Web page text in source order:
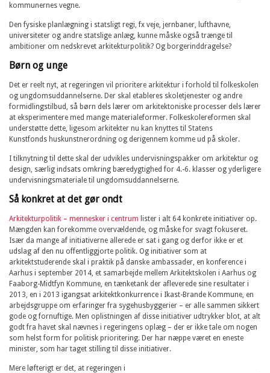
kommunernes vegne.
Den fysiske planlægning i statsligt regi, fx veje, jernbaner, lufthavne,
universiteter og andre statslige anlæg, kunne måske også trænge til
ambitioner om nedskrevet arkitekturpolitik? Og borgerinddragelse?
Børn og unge
Det er reelt nyt, at regeringen vil prioritere arkitektur i forhold til folkeskolen
og ungdomsuddannelserne. Der skal etableres skoletjenester og andre
formidlingstilbud, så børn dels lærer om arkitektoniske processer dels lærer
at eksperimentere med mange materialeformer. Folkeskolereformen skal
understøtte dette, ligesom arkitekter nu kan knyttes til Statens
Kunstfonds huskunstnerordning og derigennem komme ud på skoler.
I tilknytning til dette skal der udvikles undervisningspakker om arkitektur og
design, særlig indsats omkring bæredygtighed for 4.-6. klasser og yderligere
undervisningsmateriale til ungdomsuddannelserne.
Så konkret at det gør ondt
Arkitekturpolitik – mennesker i centrum lister i alt 64 konkrete initiativer op.
Mængden kan forekomme overvældende, og måske for svagt fokuseret.
Især da mange af initiativerne allerede er sat i gang og derfor ikke er et
udslag af den nu offentliggjorte politik. Og initiativer som at
arkitektstuderende skal i praktik på danske ambassader, en konference i
Aarhus i september 2014, et samarbejde mellem Arkitektskolen i Aarhus og
Faaborg-Midtfyn Kommune, en tænketank der afleverede sine resultater i
2013, en i 2013 igangsat arkitektkonkurrence i Ikast-Brande Kommune, en
arbejdsgruppe om erfaringer fra sygehusbyggerier – er alle sammen sikkert
gode og fornuftige. Men oplistningen af disse initiativer udtrykker blot, at alt
godt fra havet skal nævnes i regeringens oplæg – der er ikke tale om nogen
som helst form for politisk prioritering. Der har næppe været en eneste
minister, som har taget stilling til disse initiativer.
Mere løfterigt er det, at regeringen i